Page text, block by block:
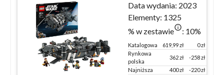
Data wydania: 2023
Elementy: 1325
% w zestawieinfo_outlined
: 10%
Katalogowa 619,99zł 0 zł
Rynkowa
polska
362zł -258zł
Najniższa
400zł -220zł